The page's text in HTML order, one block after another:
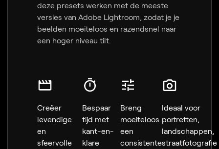
deze presets werken met de meeste
versies van Adobe Lightroom, zodat je je
beelden moeiteloos en razendsnel naar
een hoger niveau tilt.
Creëer
levendige
en
sfeervolle
Bespaar
tijd met
kant-en-
klare
Breng
moeiteloos
een
consistente
Ideaal voor
portretten,
landschappen,
straatfotografie